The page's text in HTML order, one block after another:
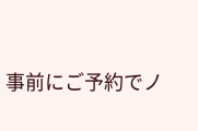
前にご予約でノ